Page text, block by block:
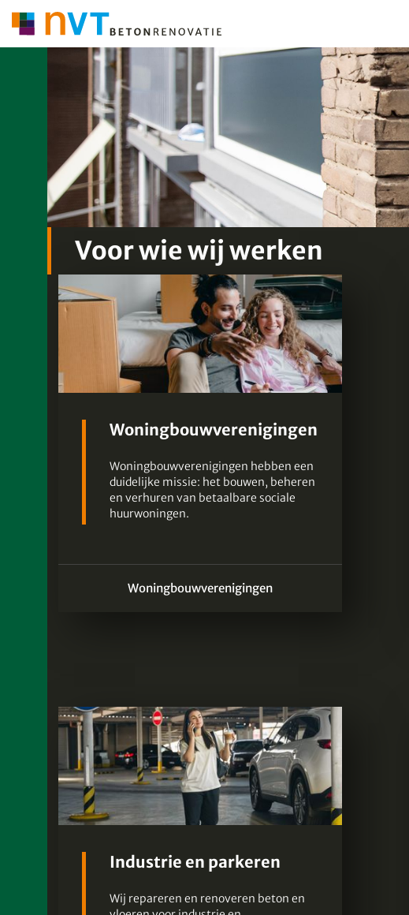
Voor wie wij werken
Woningbouwverenigingen
Woningbouwverenigingen hebben een
duidelijke missie: het bouwen, beheren
en verhuren van betaalbare sociale
huurwoningen.
Woningbouwverenigingen
Industrie en parkeren
Wij repareren en renoveren beton en